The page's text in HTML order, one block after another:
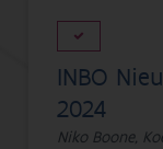
INBO
2024
Niko Boone,